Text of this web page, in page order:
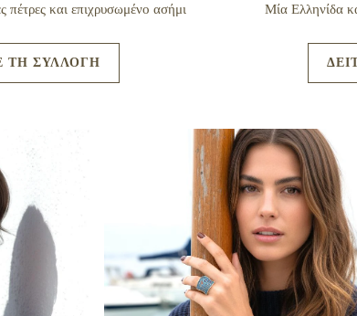
πέτρες και επιχρυσωμένο ασήμι
ΤΗ ΣΥΛΛΟΓΗ
Μία Ελληνίδα